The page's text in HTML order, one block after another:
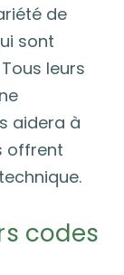
de
sont
leurs
aidera à
offrent
codes